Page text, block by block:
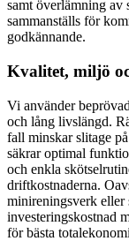
samt överlämning
sammanställs för
godkännande.
Kvalitet, miljö
Vi använder
och lång livslängd.
fall minskar slitage
säkrar optimal
och enkla
driftkostnaderna.
minireningsverk eller
investeringskostnad
för bästa